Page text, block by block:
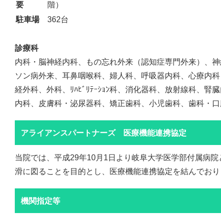
要
階）
駐車場
362台
診療科
内科・脳神経内科、もの忘れ外来（認知症専門外来）、
ソン病外来、耳鼻咽喉科、婦人科、呼吸器内科、心療内
経外科、外科、ﾘﾊﾋﾞﾘﾃｰｼｮﾝ科、消化器科、放射線科、腎
内科、皮膚科・泌尿器科、矯正歯科、小児歯科、歯科・
アライアンスパートナーズ 医療機能連携協定
当院では、平成29年10月1日より岐阜大学医学部付属病
滑に図ることを目的とし、医療機能連携協定を結んでお
機関指定等